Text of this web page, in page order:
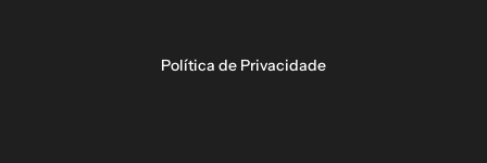
Política de Privacidade